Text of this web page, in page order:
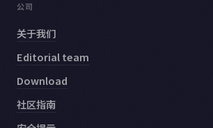
公司
关于我们
Editorial team
Download
社区指南